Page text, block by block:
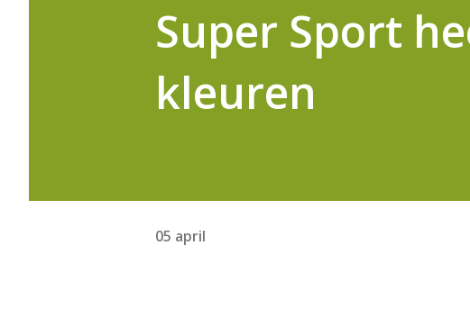
Super Sport
kleuren
05 april